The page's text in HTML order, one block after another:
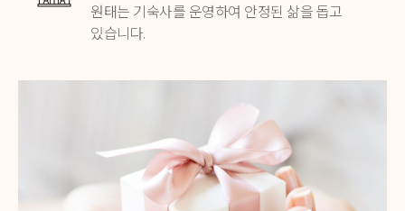
원태는 기숙사를 운영하여 안정된 삶을 돕고
있습니다.